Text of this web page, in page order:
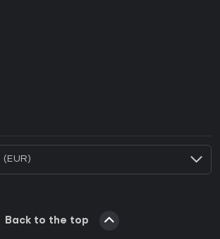
Steam CD Key?
Epic Games CD Key?
GOG CD Key?
Ubisoft Connect CD Key?
EA App CD Key?
Back to the top